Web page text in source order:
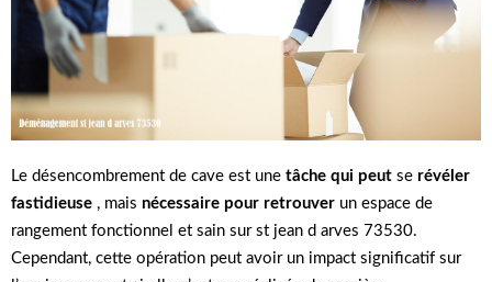
Le désencombrement de cave est une tâche qui peut se révéler
fastidieuse , mais nécessaire pour retrouver un espace de
rangement fonctionnel et sain sur st jean d arves 73530.
Cependant, cette opération peut avoir un impact significatif sur